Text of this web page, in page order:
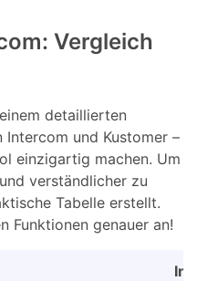
Vergleich
detaillierten
und Kustomer –
einzigartig machen. Um
verständlicher zu
Tabelle erstellt.
Funktionen genauer an!